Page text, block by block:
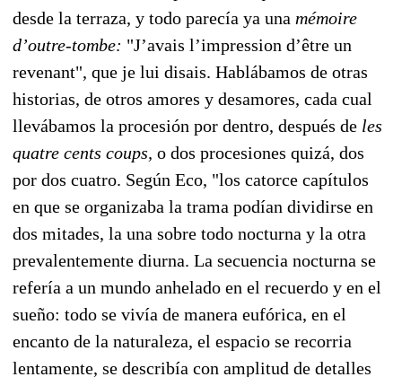
desde la terraza, y todo parecía ya una mémoire
d’outre-tombe: "J’avais l’impression d’être un
revenant", que je lui disais. Hablábamos de otras
historias, de otros amores y desamores, cada cual
llevábamos la procesión por dentro, después de les
quatre cents coups, o dos procesiones quizá, dos
por dos cuatro. Según Eco, "los catorce capítulos
en que se organizaba la trama podían dividirse en
dos mitades, la una sobre todo nocturna y la otra
prevalentemente diurna. La secuencia nocturna se
refería a un mundo anhelado en el recuerdo y en el
sueño: todo se vivía de manera eufórica, en el
encanto de la naturaleza, el espacio se recorria
lentamente, se describía con amplitud de detalles